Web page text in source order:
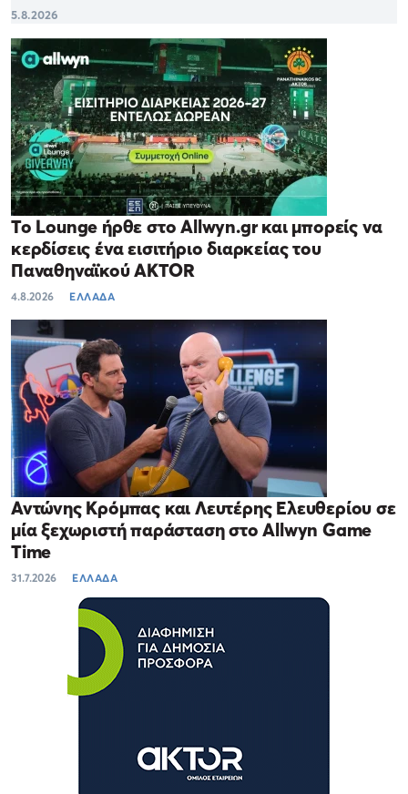
5.8.2026
Το Lounge ήρθε στο Allwyn.gr και μπορείς να
κερδίσεις ένα εισιτήριο διαρκείας του
Παναθηναϊκού AKTOR
4.8.2026 ΕΛΛΑΔΑ
Αντώνης Κρόμπας και Λευτέρης Ελευθερίου σε
μία ξεχωριστή παράσταση στο Allwyn Game
Time
31.7.2026 ΕΛΛΑΔΑ